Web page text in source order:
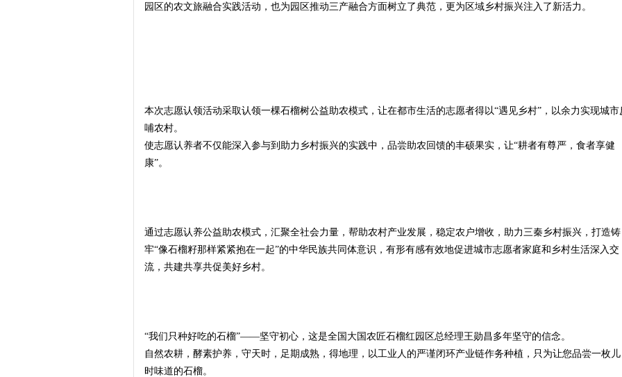
园区的农文旅融合实践活动，也为园区推动三产融合方面树立了典范，更为区域乡村振兴注入了新活力。
本次志愿认领活动采取认领一棵石榴树公益助农模式，让在都市生活的志愿者得以“遇见乡村”，以余力实现城市
哺农村。
使志愿认养者不仅能深入参与到助力乡村振兴的实践中，品尝助农回馈的丰硕果实，让“耕者有尊严，食者享健
康”。
通过志愿认养公益助农模式，汇聚全社会力量，帮助农村产业发展，稳定农户增收，助力三秦乡村振兴，打造铸
牢“像石榴籽那样紧紧抱在一起”的中华民族共同体意识，有形有感有效地促进城市志愿者家庭和乡村生活深入交
流，共建共享共促美好乡村。
“我们只种好吃的石榴”——坚守初心，这是全国大国农匠石榴红园区总经理王勋昌多年坚守的信念。
自然农耕，酵素护养，守天时，足期成熟，得地理，以工业人的严谨闭环产业链作务种植，只为让您品尝一枚儿
时味道的石榴。